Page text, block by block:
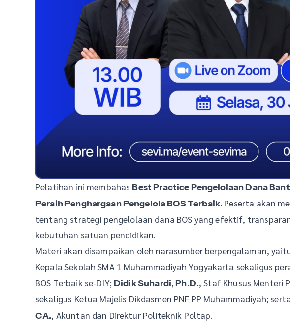
Pelatihan ini membahas Best Practice Pengelolaan Dana
Peraih Penghargaan Pengelola BOS Terbaik. Peserta akan
tentang strategi pengelolaan dana BOS yang efektif,
kebutuhan satuan pendidikan.
Materi akan disampaikan oleh narasumber berpengalaman,
Kepala Sekolah SMA 1 Muhammadiyah Yogyakarta sekaligus
BOS Terbaik se-DIY; Didik Suhardi, Ph.D., Staf Khusus Menteri
sekaligus Ketua Majelis Dikdasmen PNF PP Muhammadiyah; serta
CA., Akuntan dan Direktur Politeknik Poltap.